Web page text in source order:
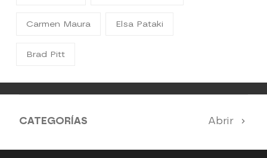
Carmen Maura Elsa Pataki
Brad Pitt
CATEGORÍAS Abrir
Antena 3 Noticias El Hormiguero